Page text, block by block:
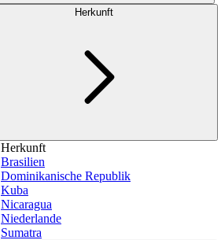
Herkunft
Herkunft
Brasilien
Dominikanische Republik
Kuba
Nicaragua
Niederlande
Sumatra